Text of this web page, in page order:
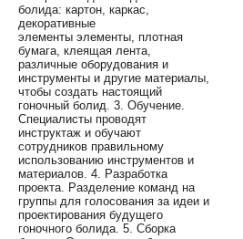
болида: картон, каркас,
декоративные
элементы элементы, плотная
бумага, клеящая лента,
различные оборудования и
инструменты и другие материалы,
чтобы создать настоящий
гоночный болид. 3. Обучение.
Специалисты проводят
инструктаж и обучают
сотрудников правильному
использованию инструментов и
материалов. 4. Разработка
проекта. Разделение команд на
группы для голосования за идеи и
проектирования будущего
гоночного болида. 5. Сборка